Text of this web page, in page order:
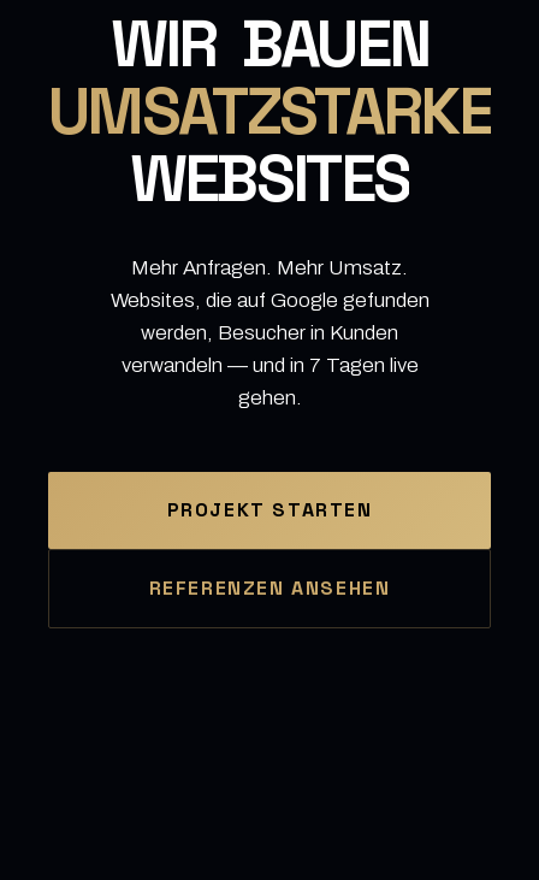
WIR BAUEN
MESSBARE
WEBSITES
Mehr Anfragen. Mehr Umsatz.
Websites, die auf Google gefunden
werden, Besucher in Kunden
verwandeln — und in 7 Tagen live
gehen.
PROJEKT STARTEN
REFERENZEN ANSEHEN